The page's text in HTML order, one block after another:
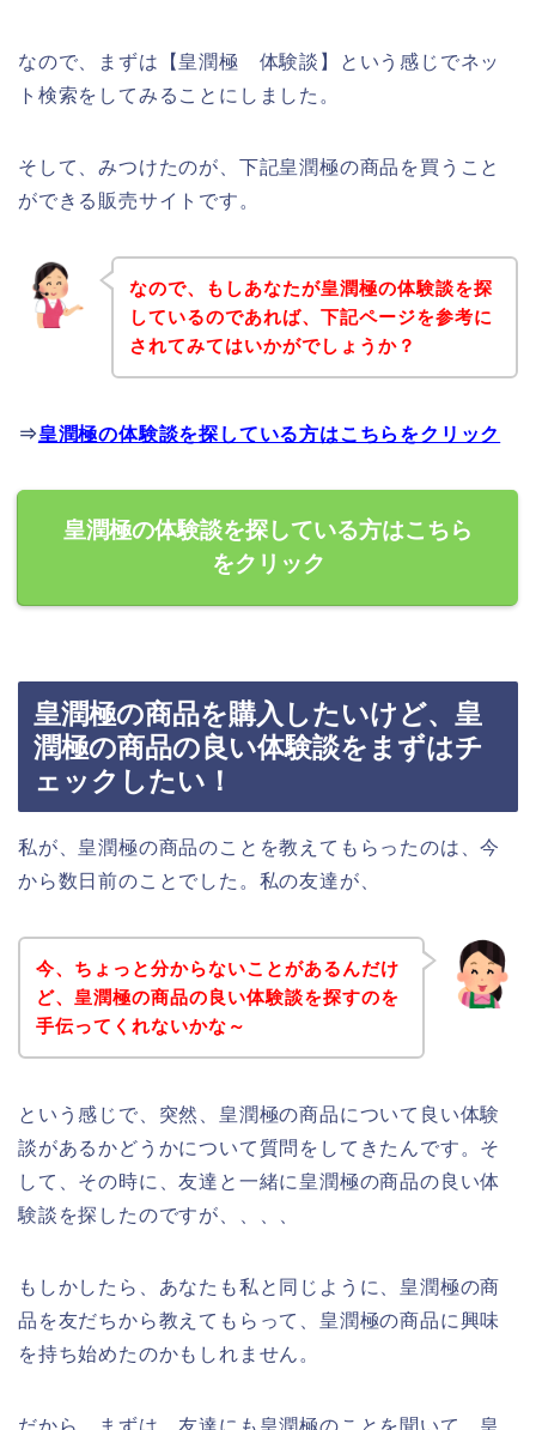
なので、まずは【皇潤極 体験談】という感じでネッ
ト検索をしてみることにしました。
そして、みつけたのが、下記皇潤極の商品を買うこと
ができる販売サイトです。
なので、もしあなたが皇潤極の体験談を探
しているのであれば、下記ページを参考に
されてみてはいかがでしょうか？
⇒皇潤極の体験談を探している方はこちらをクリック
皇潤極の体験談を探している方はこちら
をクリック
皇潤極の商品を購入したいけど、皇
潤極の商品の良い体験談をまずはチ
ェックしたい！
私が、皇潤極の商品のことを教えてもらったのは、今
から数日前のことでした。私の友達が、
今、ちょっと分からないことがあるんだけ
ど、皇潤極の商品の良い体験談を探すのを
手伝ってくれないかな～
という感じで、突然、皇潤極の商品について良い体験
談があるかどうかについて質問をしてきたんです。そ
して、その時に、友達と一緒に皇潤極の商品の良い体
験談を探したのですが、、、、
もしかしたら、あなたも私と同じように、皇潤極の商
品を友だちから教えてもらって、皇潤極の商品に興味
を持ち始めたのかもしれません。
だから、まずは、友達にも皇潤極のことを聞いて、皇